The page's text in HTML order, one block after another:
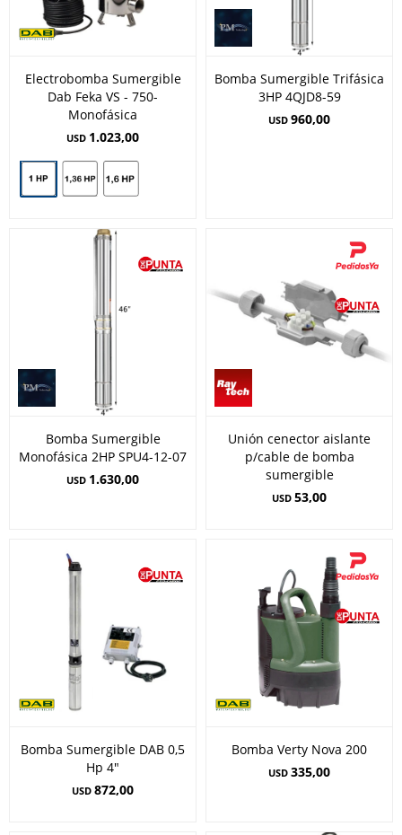
Electrobomba Sumergible
Dab Feka VS - 750-
Monofásica
USD 1.023,00
Bomba Sumergible Trifásica
3HP 4QJD8-59
USD 960,00
Bomba Sumergible
Monofásica 2HP SPU4-12-07
USD 1.630,00
Unión cenector aislante
p/cable de bomba
sumergible
USD 53,00
Bomba Sumergible DAB 0,5
Hp 4"
USD 872,00
Bomba Verty Nova 200
USD 335,00